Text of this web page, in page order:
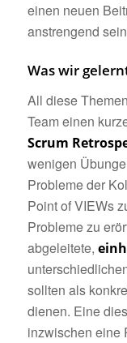
einen neuen
anstrengend
Was wir
All diese
Team einen
Scrum
wenigen
Probleme der
Point of VIEWs
Probleme zu
abgeleitete,
sollten als
dienen. Eine
inzwischen eine